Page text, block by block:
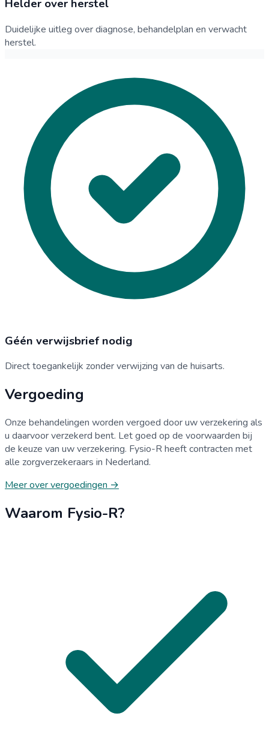
Helder over herstel
Duidelijke uitleg over diagnose, behandelplan en verwacht
herstel.
Géén verwijsbrief nodig
Direct toegankelijk zonder verwijzing van de huisarts.
Vergoeding
Onze behandelingen worden vergoed door uw verzekering als
u daarvoor verzekerd bent. Let goed op de voorwaarden bij
de keuze van uw verzekering. Fysio-R heeft contracten met
alle zorgverzekeraars in Nederland.
Meer over vergoedingen →
Waarom Fysio-R?